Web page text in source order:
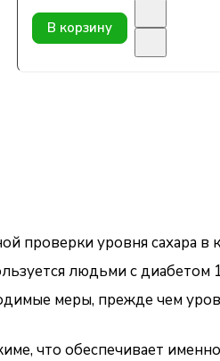
В корзину
уровня сахара в
людьми с диабетом
меры, прежде чем
что обеспечивает